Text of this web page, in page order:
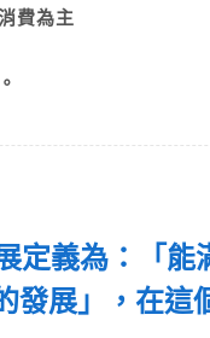
費為主
定義為：「能
發展」，在這